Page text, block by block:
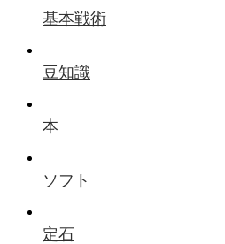
基本戦術
豆知識
本
ソフト
定石